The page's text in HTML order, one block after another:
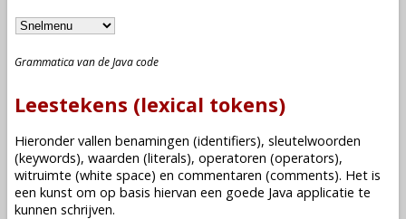
Grammatica van de Java code
Leestekens (lexical tokens)
Hieronder vallen benamingen (identifiers), sleutelwoorden
(keywords), waarden (literals), operatoren (operators),
witruimte (white space) en commentaren (comments). Het is
een kunst om op basis hiervan een goede Java applicatie te
kunnen schrijven.